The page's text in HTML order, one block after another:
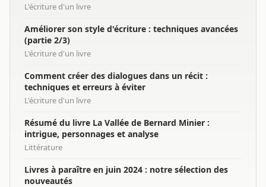
L'écriture d'un livre
Améliorer son style d'écriture : techniques avancées
(partie 2/3)
L'écriture d'un livre
Comment créer des dialogues dans un récit :
techniques et erreurs à éviter
L'écriture d'un livre
Résumé du livre La Vallée de Bernard Minier :
intrigue, personnages et analyse
Littérature
Livres à paraître en juin 2024 : notre sélection des
nouveautés